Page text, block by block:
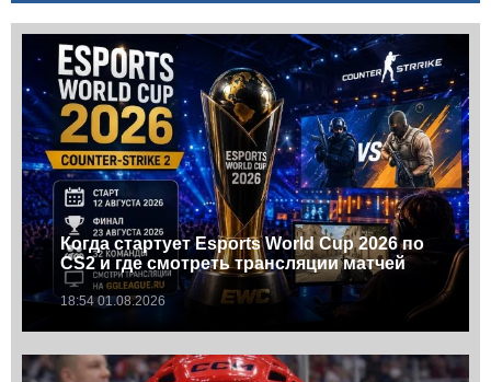
Когда стартует Esports World Cup 2026 по
CS2 и где смотреть трансляции матчей
18:54 01.08.2026